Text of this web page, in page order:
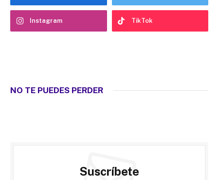
Instagram TikTok
NO TE PUEDES PERDER
Suscríbete